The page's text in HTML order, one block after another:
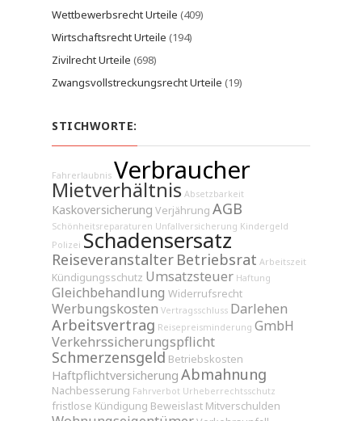
Wettbewerbsrecht Urteile (409)
Wirtschaftsrecht Urteile (194)
Zivilrecht Urteile (698)
Zwangsvollstreckungsrecht Urteile (19)
STICHWORTE:
Fahrerlaubnis Verbraucher
Mietverhältnis Absetzbarkeit
Kaskoversicherung Verjährung AGB
Schönheitsreparaturen Unfallversicherung Kindergeld
Polizei Schadensersatz
Reiseveranstalter Betriebsrat Arbeitszeit
Kündigungsschutz Umsatzsteuer Haftung
Gleichbehandlung Widerrufsrecht
Werbungskosten Vertragsschluss Darlehen
Arbeitsvertrag Reisepreisminderung GmbH
Verkehrssicherungspflicht
Schmerzensgeld Betriebskosten
Haftpflichtversicherung Abmahnung
Nachbesserung Fahrverbot Urheberrechtsschutz
fristlose Kündigung Beweislast Mitverschulden